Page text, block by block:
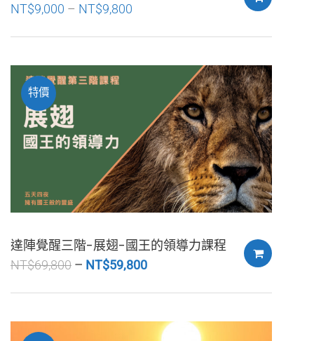
NT$9,000 – NT$9,800
特價
達陣覺醒三階-展翅-國王的領導力課程
NT$69,800 NT$59,800